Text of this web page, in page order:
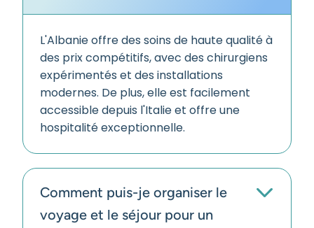
L'Albanie offre des soins de haute qualité à
des prix compétitifs, avec des chirurgiens
expérimentés et des installations
modernes. De plus, elle est facilement
accessible depuis l'Italie et offre une
hospitalité exceptionnelle.
Comment puis-je organiser le
voyage et le séjour pour un